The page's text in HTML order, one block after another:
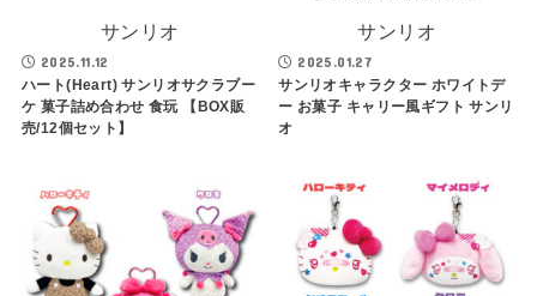
サンリオ
2025.11.12
ハート(Heart) サンリオサクラブー
ケ 菓子詰め合わせ 食玩 【BOX販
売/12個セット】
サンリオ
2025.01.27
サンリオキャラクター ホワイトデ
ー お菓子 キャリー風ギフト サンリ
オ